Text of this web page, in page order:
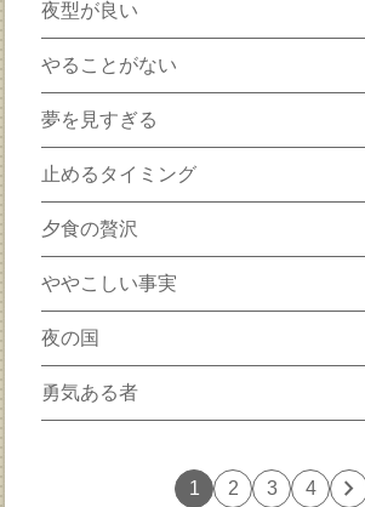
夜型が良い
やることがない
夢を見すぎる
止めるタイミング
夕食の贅沢
ややこしい事実
夜の国
勇気ある者
1 2 3 4 chevron_right